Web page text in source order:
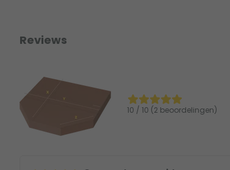
Reviews
10 / 10 (2 beoordelingen)